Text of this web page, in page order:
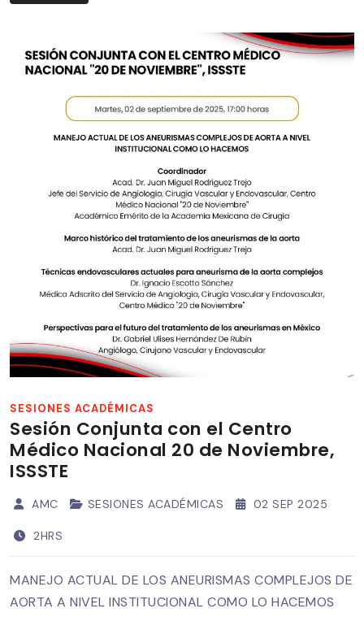
SESIONES ACADÉMICAS
Sesión Conjunta con el Centro
Médico Nacional 20 de Noviembre,
ISSSTE
AMC SESIONES ACADÉMICAS 02 SEP 2025
2HRS
MANEJO ACTUAL DE LOS ANEURISMAS COMPLEJOS DE
AORTA A NIVEL INSTITUCIONAL COMO LO HACEMOS